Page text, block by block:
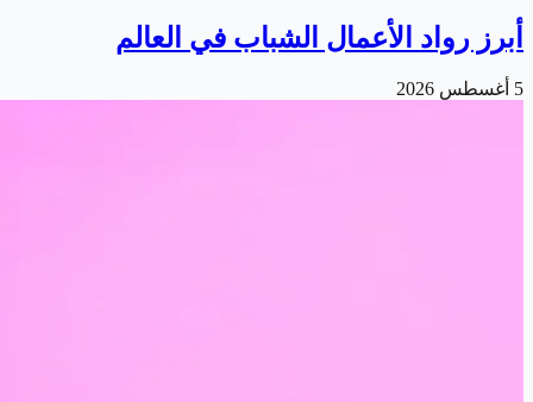
أبرز رواد الأعمال الشباب في العالم
5 أغسطس 2026